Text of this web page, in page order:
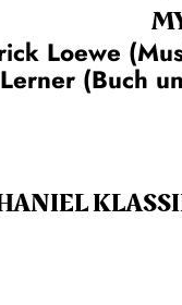
Loewe
Lerner (Buch